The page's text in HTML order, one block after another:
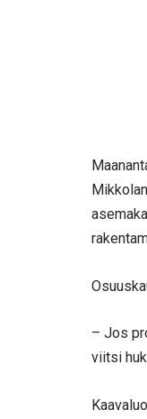
– Jos
viitsi